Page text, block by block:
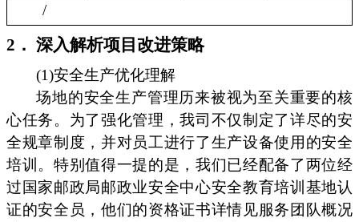
/
2． 深入解析项目改进策略
(1)安全生产优化理解
场地的安全生产管理历来被视为至关重要的核
心任务。为了强化管理，我司不仅制定了详尽的安
全规章制度，并对员工进行了生产设备使用的安全
培训。特别值得一提的是，我们已经配备了两位经
过国家邮政局邮政业安全中心安全教育培训基地认
证的安全员，他们的资格证书详情见服务团队概况